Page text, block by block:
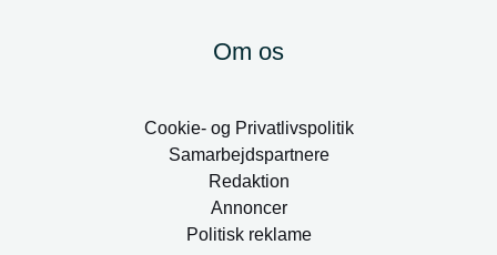
Om os
Cookie- og Privatlivspolitik
Samarbejdspartnere
Redaktion
Annoncer
Politisk reklame